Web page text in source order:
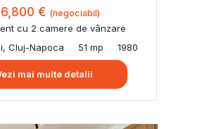
€ (negociabil)
cu 2 camere de vânzare
Cluj-Napoca
51 mp 1980
mai multe detalii